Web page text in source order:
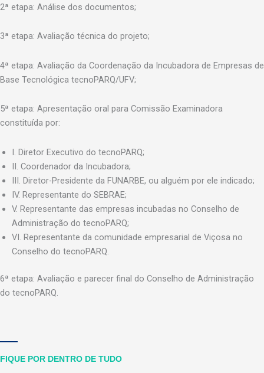
2ª etapa: Análise dos documentos;
3ª etapa: Avaliação técnica do projeto;
4ª etapa: Avaliação da Coordenação da Incubadora de Empresas de
Base Tecnológica tecnoPARQ/UFV;
5ª etapa: Apresentação oral para Comissão Examinadora
constituída por:
I. Diretor Executivo do tecnoPARQ;
II. Coordenador da Incubadora;
III. Diretor-Presidente da FUNARBE, ou alguém por ele indicado;
IV. Representante do SEBRAE;
V. Representante das empresas incubadas no Conselho de
Administração do tecnoPARQ;
VI. Representante da comunidade empresarial de Viçosa no
Conselho do tecnoPARQ.
6ª etapa: Avaliação e parecer final do Conselho de Administração
do tecnoPARQ.
FIQUE POR DENTRO DE TUDO